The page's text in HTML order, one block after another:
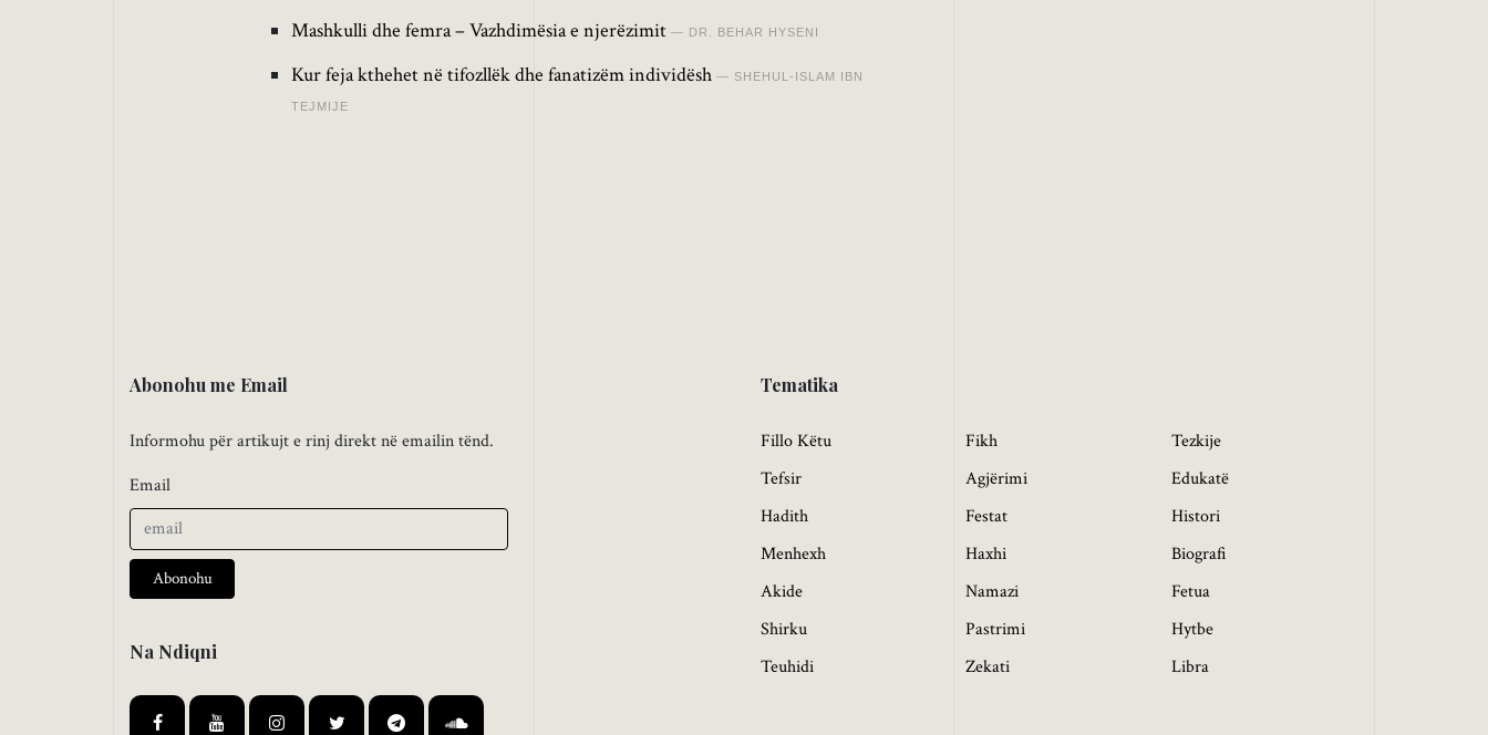
Mashkulli dhe femra – Vazhdimësia e njerëzimit DR. BEHAR HYSENI
Kur feja kthehet në tifozllëk dhe fanatizëm individësh SHEHUL-ISLAM IBN
TEJMIJE
Abonohu me Email
Informohu për artikujt e rinj direkt në emailin tënd.
Email
Abonohu
Na Ndiqni
Tematika
Fillo Këtu
Tefsir
Hadith
Menhexh
Akide
Shirku
Teuhidi
Fikh
Agjërimi
Festat
Haxhi
Namazi
Pastrimi
Zekati
Tezkije
Edukatë
Histori
Biografi
Fetua
Hytbe
Libra